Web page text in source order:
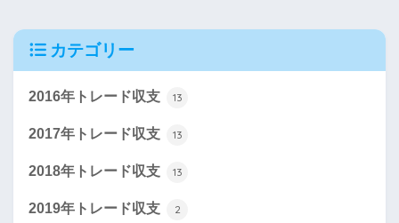
カテゴリー
2016年トレード収支 13
2017年トレード収支 13
2018年トレード収支 13
2019年トレード収支 2